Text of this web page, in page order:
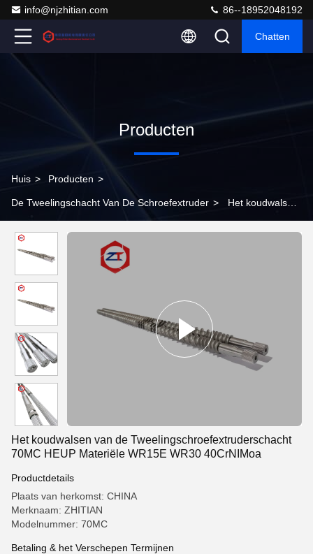
info@njzhitian.com 86--18952048192
Chatten
Producten
Huis > Producten >
De Tweelingschacht Van De Schroefextruder > Het koudwalsen
WR15E WR30 40CrNIMoa
Het koudwalsen van de Tweelingschroefextruderschacht
70MC HEUP Materiële WR15E WR30 40CrNIMoa
Productdetails
Plaats van herkomst: CHINA
Merknaam: ZHITIAN
Modelnummer: 70MC
Betaling & het Verschepen Termijnen